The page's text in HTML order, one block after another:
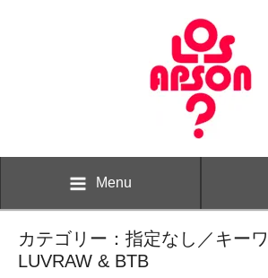
Menu
カテゴリー：指定なし／キー
LUVRAW & BTB